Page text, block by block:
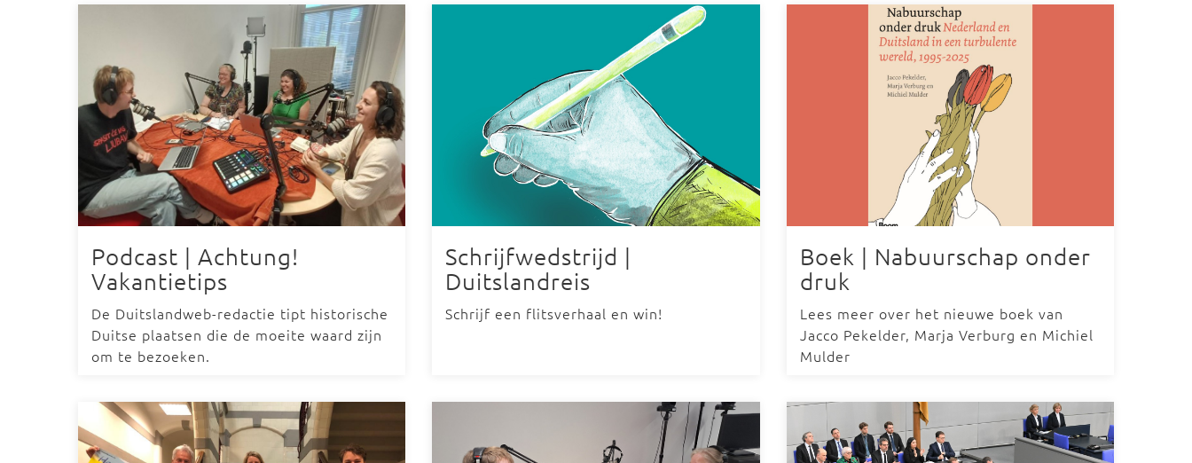
Podcast | Achtung!
Vakantietips
De Duitslandweb-redactie tipt historische
Duitse plaatsen die de moeite waard zijn
om te bezoeken.
Schrijfwedstrijd |
Duitslandreis
Schrijf een flitsverhaal en win!
Boek | Nabuurschap onder
druk
Lees meer over het nieuwe boek van
Jacco Pekelder, Marja Verburg en Michiel
Mulder